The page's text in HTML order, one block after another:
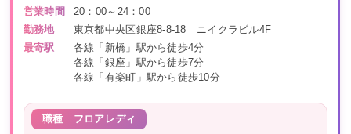
営業時間
20：00～24：00
勤務地
東京都中央区銀座8-8-18 ニイクラビル4F
最寄駅
各線「新橋」駅から徒歩4分
各線「銀座」駅から徒歩7分
各線「有楽町」駅から徒歩10分
職種 フロアレディ